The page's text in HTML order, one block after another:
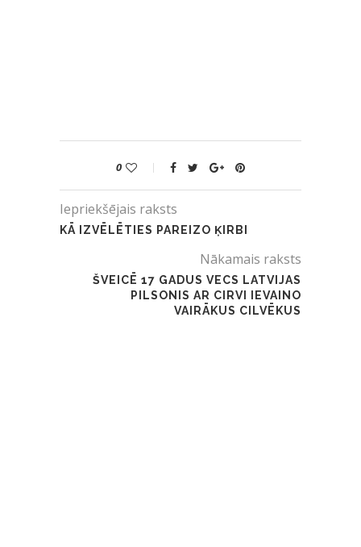
0
Iepriekšējais raksts
KĀ IZVĒLĒTIES PAREIZO ĶIRBI
Nākamais raksts
ŠVEICĒ 17 GADUS VECS LATVIJAS
PILSONIS AR CIRVI IEVAINO
VAIRĀKUS CILVĒKUS